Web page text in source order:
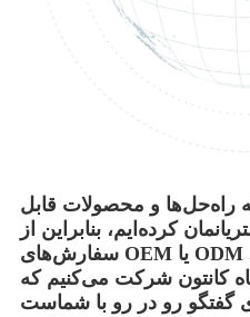
راه‌حل‌ها و محصولات قابل
کرده‌ایم، بنابراین از
سفارش‌های OEM یا ODM به گرمی استقبال می‌کنیم.
کانتون شرکت می‌کنیم که